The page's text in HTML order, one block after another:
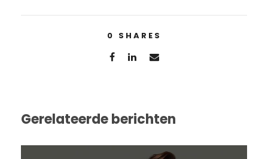
0 SHARES
Gerelateerde berichten